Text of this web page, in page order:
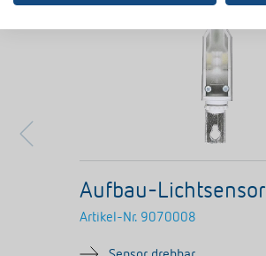
Aufbau-Lichtsensor
Artikel-Nr. 9070008